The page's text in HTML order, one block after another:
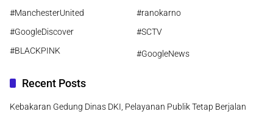
#ManchesterUnited
#ranokarno
#GoogleDiscover
#SCTV
#BLACKPINK
#GoogleNews
Recent Posts
Kebakaran Gedung Dinas DKI, Pelayanan Publik Tetap Berjalan